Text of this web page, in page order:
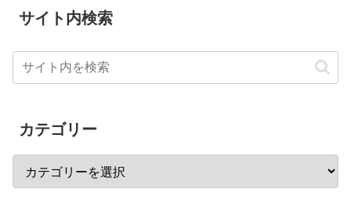
サイト内検索
カテゴリー